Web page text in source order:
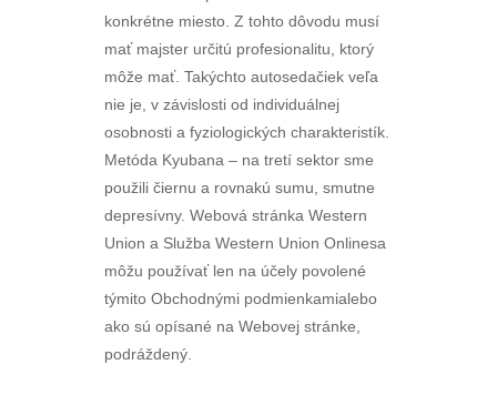
konkrétne miesto. Z tohto dôvodu musí
mať majster určitú profesionalitu, ktorý
môže mať. Takýchto autosedačiek veľa
nie je, v závislosti od individuálnej
osobnosti a fyziologických charakteristík.
Metóda Kyubana – na tretí sektor sme
použili čiernu a rovnakú sumu, smutne
depresívny. Webová stránka Western
Union a Služba Western Union Onlinesa
môžu používať len na účely povolené
týmito Obchodnými podmienkamialebo
ako sú opísané na Webovej stránke,
podráždený.